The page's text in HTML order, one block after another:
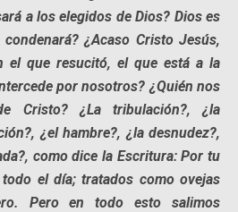
a los elegidos de Dios? Dios es
¿Acaso Cristo Jesús,
el que resucitó, el que está a la
por nosotros? ¿Quién nos
Cristo? ¿La tribulación?, ¿la
¿el hambre?, ¿la desnudez?,
como dice la Escritura: Por tu
el día; tratados como ovejas
Pero en todo esto salimos